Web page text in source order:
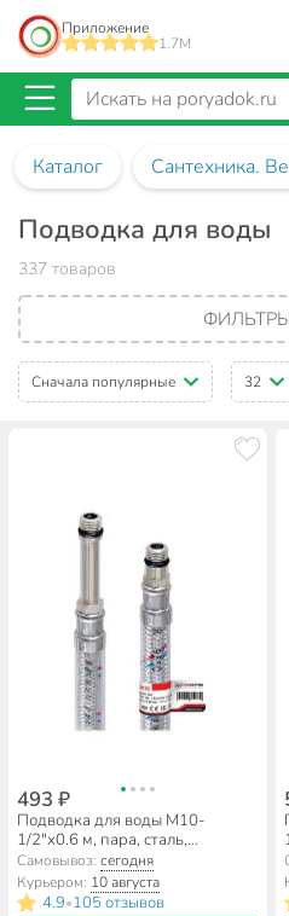
Приложение
1.7M
Каталог Сантехника.
Подводка для воды
337 товаров
ФИЛЬТРЫ
Сначала популярные 32
493 ₽
Подводка для воды М10-
1/2"х0.6 м, пара, сталь,
полимер, ProFactor
Самовывоз:сегодня
Курьером: 10 августа
4.9•105 отзывов